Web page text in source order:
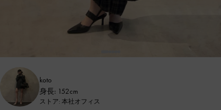
koto
身長: 152cm
ストア: 本社オフィス